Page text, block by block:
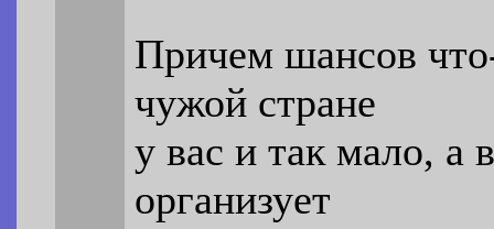
Причем шансов
чужой стране
у вас и так мало, а
организует